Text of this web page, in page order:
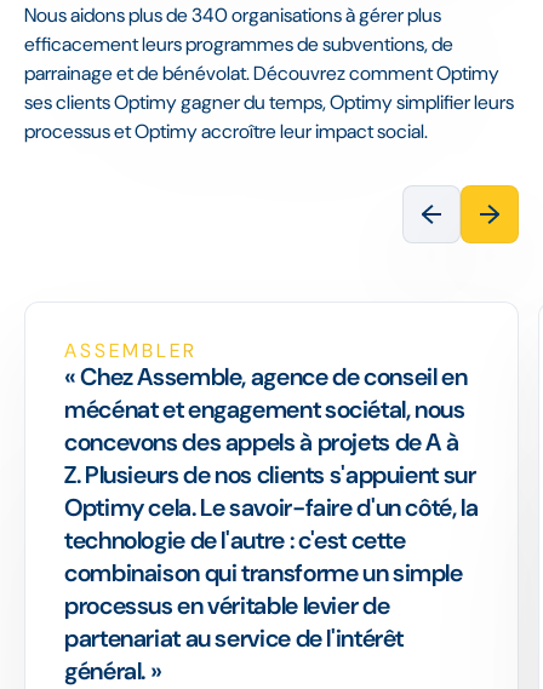
Nous aidons plus de 340 organisations à gérer plus
efficacement leurs programmes de subventions, de
parrainage et de bénévolat. Découvrez comment Optimy
ses clients Optimy gagner du temps, Optimy simplifier leurs
processus et Optimy accroître leur impact social.
ASSEMBLER
« Chez Assemble, agence de conseil en
mécénat et engagement sociétal, nous
concevons des appels à projets de A à
Z. Plusieurs de nos clients s'appuient sur
Optimy cela. Le savoir-faire d'un côté, la
technologie de l'autre : c'est cette
combinaison qui transforme un simple
processus en véritable levier de
partenariat au service de l'intérêt
général. »